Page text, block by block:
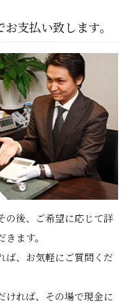
支払い致します。
の後、ご希望に応じて詳
ます。
ば、お気軽にご質問くだ
ければ、その場で現金に